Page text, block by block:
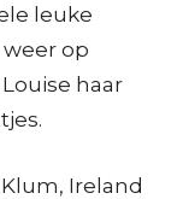
leuke
op
haar
Ireland